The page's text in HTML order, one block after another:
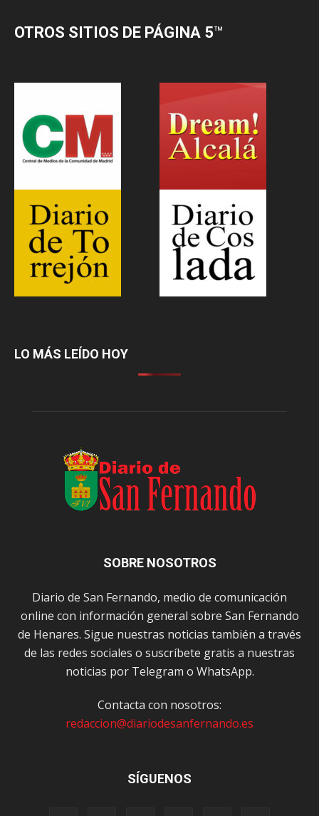
OTROS SITIOS DE PÁGINA 5™
LO MÁS LEÍDO HOY
SOBRE NOSOTROS
Diario de San Fernando, medio de comunicación
online con información general sobre San Fernando
de Henares. Sigue nuestras noticias también a través
de las redes sociales o suscríbete gratis a nuestras
noticias por Telegram o WhatsApp.
Contacta con nosotros:
redaccion@diariodesanfernando.es
SÍGUENOS